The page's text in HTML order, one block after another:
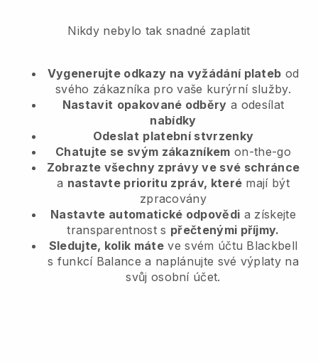
Nikdy nebylo tak snadné zaplatit
Vygenerujte odkazy na vyžádání plateb od
svého zákazníka pro vaše kurýrní služby.
Nastavit opakované odběry a odesílat
nabídky
Odeslat platební stvrzenky
Chatujte se svým zákazníkem on-the-go
Zobrazte všechny zprávy ve své schránce
a nastavte prioritu zpráv, které mají být
zpracovány
Nastavte automatické odpovědi a získejte
transparentnost s přečtenými příjmy.
Sledujte, kolik máte ve svém účtu Blackbell
s funkcí Balance a naplánujte své výplaty na
svůj osobní účet.